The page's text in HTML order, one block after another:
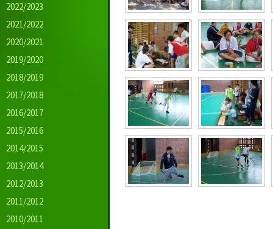
2022/2023
2021/2022
2020/2021
2019/2020
2018/2019
2017/2018
2016/2017
2015/2016
2014/2015
2013/2014
2012/2013
2011/2012
2010/2011